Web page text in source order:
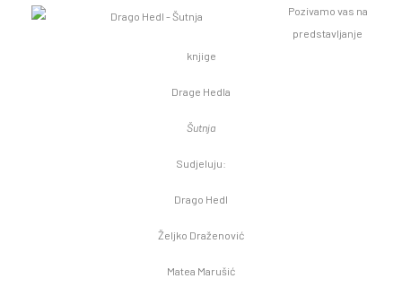
Pozivamo vas na
predstavljanje
knjige
Drage Hedla
Šutnja
Sudjeluju:
Drago Hedl
Željko Draženović
Matea Marušić